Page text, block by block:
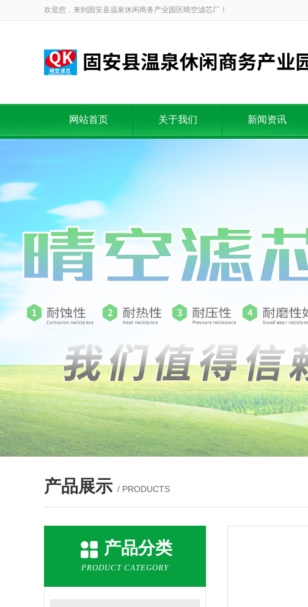
欢迎您，来到固安县温泉休闲商务产业园区晴空滤芯厂！
网站首页 关于我们 新闻资讯
产品展示 / PRODUCTS
产品分类
PRODUCT CATEGORY